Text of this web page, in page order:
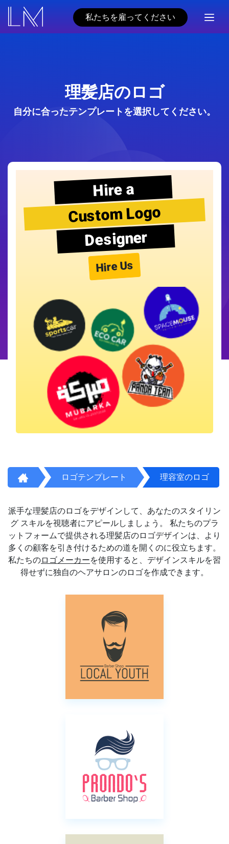
私たちを雇ってください
理髪店のロゴ
自分に合ったテンプレートを選択してください。
Hire a
Custom Logo
Designer
Hire Us
ロゴテンプレート 理容室のロゴ
派手な理髪店のロゴをデザインして、あなたのスタイリン
グ スキルを視聴者にアピールしましょう。 私たちのプラ
ットフォームで提供される理髪店のロゴデザインは、より
多くの顧客を引き付けるための道を開くのに役立ちます。
私たちのロゴメーカーを使用すると、デザインスキルを習
得せずに独自のヘアサロンのロゴを作成できます。